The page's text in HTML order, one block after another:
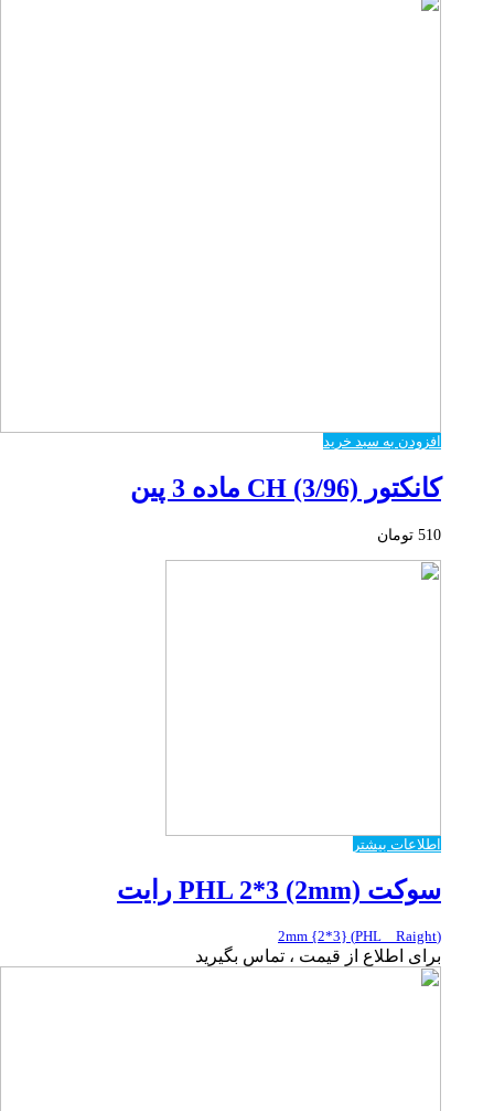
افزودن به سبد خرید
کانکتور CH (3/96) ماده 3 پین
510 تومان
اطلاعات بیشتر
سوکت PHL 2*3 (2mm) رایت
(PHL _ Raight) {2*3} 2mm
برای اطلاع از قیمت ، تماس بگیرید